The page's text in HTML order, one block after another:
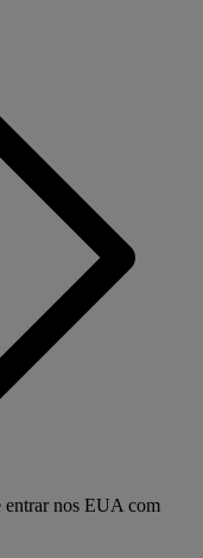
nos EUA com